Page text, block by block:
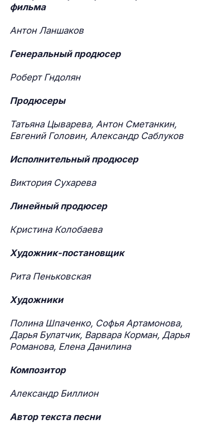
фильма
Антон Ланшаков
Генеральный продюсер
Роберт Гндолян
Продюсеры
Татьяна Цыварева, Антон Сметанкин,
Евгений Головин, Александр Саблуков
Исполнительный продюсер
Виктория Сухарева
Линейный продюсер
Кристина Колобаева
Художник-постановщик
Рита Пеньковская
Художники
Полина Шпаченко, Софья Артамонова,
Дарья Булатчик, Варвара Корман, Дарья
Романова, Елена Данилина
Композитор
Александр Биллион
Автор текста песни